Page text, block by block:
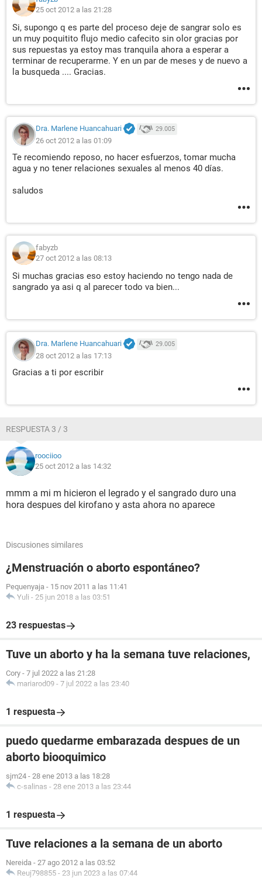
25 oct 2012 a las 21:28
Si, supongo q es parte del proceso deje de sangrar solo es
un muy poquitito flujo medio cafecito sin olor gracias por
sus repuestas ya estoy mas tranquila ahora a esperar a
terminar de recuperarme. Y en un par de meses y de nuevo a
la busqueda .... Gracias.
Dra. Marlene Huancahuari 29.005
26 oct 2012 a las 01:09
Te recomiendo reposo, no hacer esfuerzos, tomar mucha
agua y no tener relaciones sexuales al menos 40 días.
saludos
fabyzb
27 oct 2012 a las 08:13
Si muchas gracias eso estoy haciendo no tengo nada de
sangrado ya asi q al parecer todo va bien...
Dra. Marlene Huancahuari 29.005
28 oct 2012 a las 17:13
Gracias a ti por escribir
RESPUESTA 3 / 3
roociioo
25 oct 2012 a las 14:32
mmm a mi m hicieron el legrado y el sangrado duro una
hora despues del kirofano y asta ahora no aparece
Discusiones similares
¿Menstruación o aborto espontáneo?
Pequenyaja - 15 nov 2011 a las 11:41
Yuli - 25 jun 2018 a las 03:51
23 respuestas
Tuve un aborto y ha la semana tuve relaciones,
Cory - 7 jul 2022 a las 21:28
mariarod09 - 7 jul 2022 a las 23:40
1 respuesta
puedo quedarme embarazada despues de un
aborto biooquimico
sjm24 - 28 ene 2013 a las 18:28
c-salinas - 28 ene 2013 a las 23:44
1 respuesta
Tuve relaciones a la semana de un aborto
Nereida - 27 ago 2012 a las 03:52
Reuj798855 - 23 jun 2023 a las 07:44